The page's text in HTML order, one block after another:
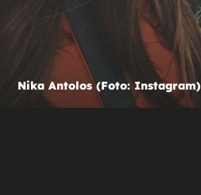
Nika Antolos (Foto: Instagram)